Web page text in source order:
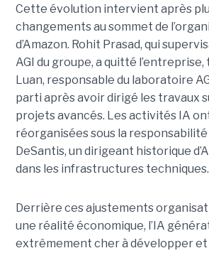
Cette évolution intervient après
changements au sommet de
d’Amazon. Rohit Prasad, qui
AGI du groupe, a quitté l’entreprise,
Luan, responsable du laboratoire
parti après avoir dirigé les travaux
projets avancés. Les activités IA
réorganisées sous la
DeSantis, un dirigeant historique
dans les infrastructures techniques.
Derrière ces ajustements
une réalité économique, l’IA
extrêmement cher à développer et